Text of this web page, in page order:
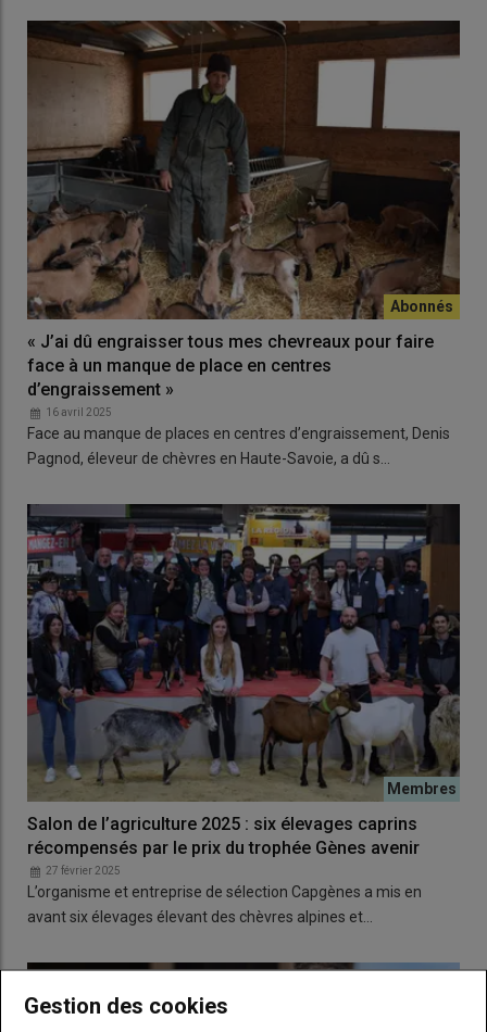
« J’ai dû engraisser tous mes chevreaux pour faire
face à un manque de place en centres
d’engraissement »
16 avril 2025
Face au manque de places en centres d’engraissement, Denis
Pagnod, éleveur de chèvres en Haute-Savoie, a dû s…
Salon de l’agriculture 2025 : six élevages caprins
récompensés par le prix du trophée Gènes avenir
27 février 2025
L’organisme et entreprise de sélection Capgènes a mis en
avant six élevages élevant des chèvres alpines et…
Gestion des cookies